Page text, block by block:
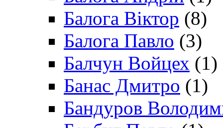
Балога Віктор (8)
Балога Павло (3)
Балчун Войцех (1)
Банас Дмитро (1)
Бандуров